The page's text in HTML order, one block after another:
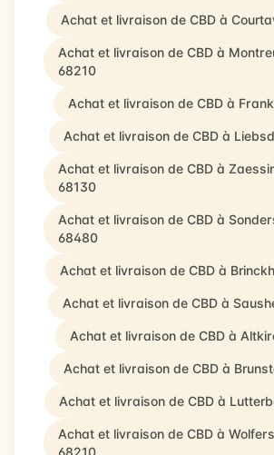
Achat et livraison de CBD à
Achat et livraison de CBD à
68210
Achat et livraison de CBD à
Achat et livraison de CBD à
Achat et livraison de CBD à
68130
Achat et livraison de CBD à
68480
Achat et livraison de CBD à
Achat et livraison de CBD à
Achat et livraison de CBD à
Achat et livraison de CBD à
Achat et livraison de CBD à
Achat et livraison de CBD à
68210